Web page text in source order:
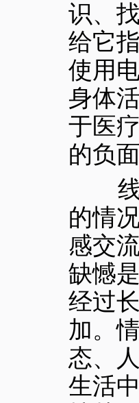
识、
给它
使用
身体
于医
的负
线上
的情
感交
缺憾
经过
加。
态、
生活